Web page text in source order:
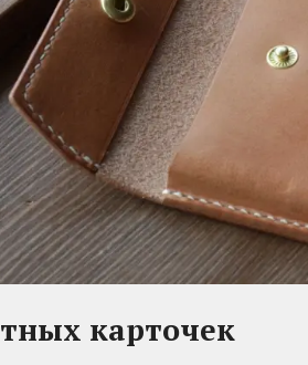
карточек